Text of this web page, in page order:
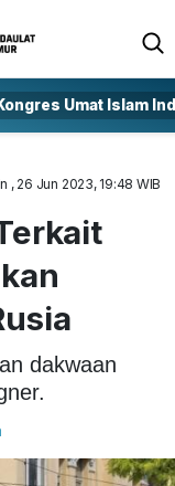
Umat Islam
, 26 Jun 2023, 19:48 WIB
dakwaan